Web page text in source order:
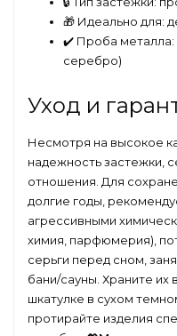
🎁 Идеально для:
✔️ Проба металла:
серебро)
Уход и
Несмотря на высокое
надежность застежки,
отношения. Для
долгие годы,
агрессивными
химия, парфюмерия),
серьги перед сном,
бани/сауны. Храните
шкатулке в сухом
протирайте изделия